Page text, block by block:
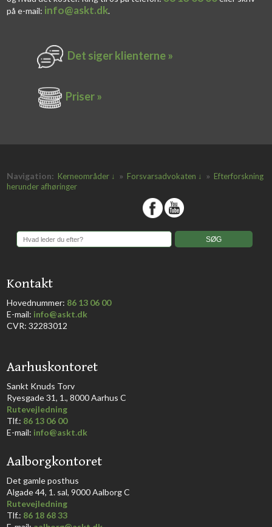
på e-mail: info@askt.dk​.​
Det siger k​lienterne​ »
Priser »
Navigation: Kerneområder ↓ » Forsvarsadvokaten ↓ » Efterforskning
herunder afhøringer
​
​Kontakt
Hovednummer: 86 13 06 00
​E-mail: info@askt.dk
CVR: 32283012
​Aarhuskontoret
​Sankt Knuds Torv
Ryesgade 31, 1., 8000 Aarhus C​​​
Rutevejledning
​Tlf.: 86 13 06 00
E-mail: info@askt.dk
Aalborgkontoret
​Det gamle posthus
Algade 44, 1. sal, 9000 Aalborg C​
Rutevejledning
Tlf.: 86 18 68 33​